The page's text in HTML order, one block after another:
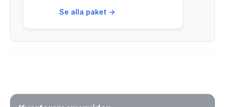
Se alla paket →